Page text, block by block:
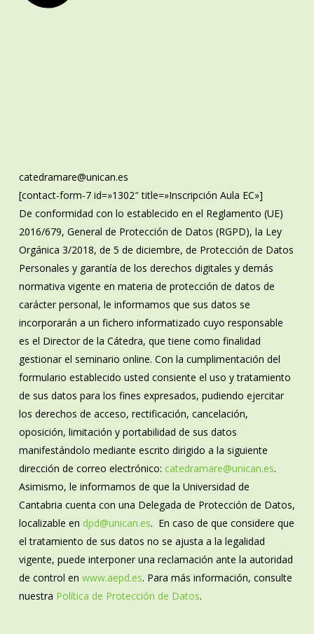
catedramare@unican.es
[contact-form-7 id=»1302″ title=»Inscripción Aula EC»]
De conformidad con lo establecido en el Reglamento (UE)
2016/679, General de Protección de Datos (RGPD), la Ley
Orgánica 3/2018, de 5 de diciembre, de Protección de Datos
Personales y garantía de los derechos digitales y demás
normativa vigente en materia de protección de datos de
carácter personal, le informamos que sus datos se
incorporarán a un fichero informatizado cuyo responsable
es el Director de la Cátedra, que tiene como finalidad
gestionar el seminario online. Con la cumplimentación del
formulario establecido usted consiente el uso y tratamiento
de sus datos para los fines expresados, pudiendo ejercitar
los derechos de acceso, rectificación, cancelación,
oposición, limitación y portabilidad de sus datos
manifestándolo mediante escrito dirigido a la siguiente
dirección de correo electrónico: catedramare@unican.es.
Asimismo, le informamos de que la Universidad de
Cantabria cuenta con una Delegada de Protección de Datos,
localizable en dpd@unican.es. En caso de que considere que
el tratamiento de sus datos no se ajusta a la legalidad
vigente, puede interponer una reclamación ante la autoridad
de control en www.aepd.es. Para más información, consulte
nuestra Política de Protección de Datos.